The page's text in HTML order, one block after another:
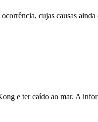
cujas causas
e ter caído ao mar. A